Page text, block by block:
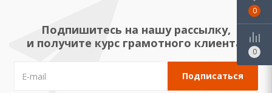
Подпишитесь на нашу рассылку,
и получите курс грамотного клиента!
0
0